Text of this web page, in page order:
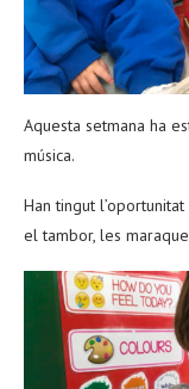
Aquesta setmana ha
música.
Han tingut
el tambor, les